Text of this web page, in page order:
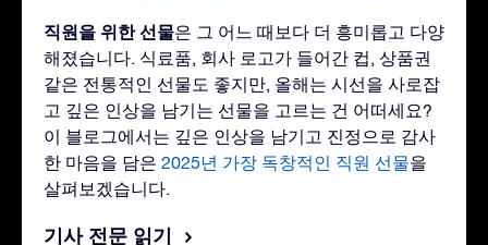
직원을 위한 선물은 그 어느 때보다 더 흥미롭고 다양
해졌습니다. 식료품, 회사 로고가 들어간 컵, 상품권
같은 전통적인 선물도 좋지만, 올해는 시선을 사로잡
고 깊은 인상을 남기는 선물을 고르는 건 어떠세요?
이 블로그에서는 깊은 인상을 남기고 진정으로 감사
한 마음을 담은 2025년 가장 독창적인 직원 선물을
살펴보겠습니다.
기사 전문 읽기